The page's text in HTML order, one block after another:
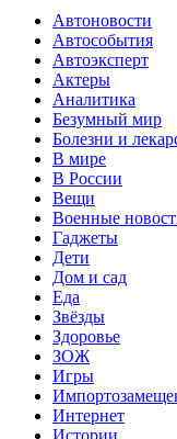
Автоновости
Автособытия
Автоэксперт
Актеры
Аналитика
Безумный мир
Болезни и
В мире
В России
Вещи
Военные
Гаджеты
Дети
Дом и сад
Еда
Звёзды
Здоровье
ЗОЖ
Игры
Интернет
Истории